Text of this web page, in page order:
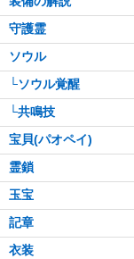
守護霊
ソウル
└ソウル覚醒
└共鳴技
宝貝(パオペイ)
霊鎖
玉宝
記章
衣装